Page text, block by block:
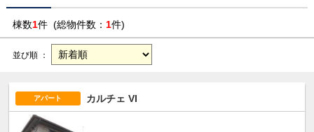
棟数1件 (総物件数： 1件)
並び順 ：
アパート カルチェ VI